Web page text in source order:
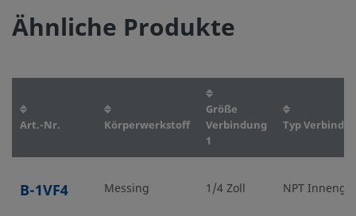
Ähnliche Produkte
Art.-Nr. Körperwerkstoff
Größe
Verbindung
1
Typ
B-1VF4 Messing 1/4 Zoll NPT